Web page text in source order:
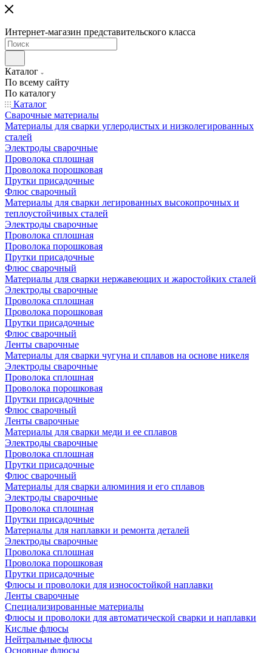
Интернет-магазин представительского класса
Каталог
По всему сайту
По каталогу
Каталог
Сварочные материалы
Материалы для сварки углеродистых и низколегированных
сталей
Электроды сварочные
Проволока сплошная
Проволока порошковая
Прутки присадочные
Флюс сварочный
Материалы для сварки легированных высокопрочных и
теплоустойчивых сталей
Электроды сварочные
Проволока сплошная
Проволока порошковая
Прутки присадочные
Флюс сварочный
Материалы для сварки нержавеющих и жаростойких сталей
Электроды сварочные
Проволока сплошная
Проволока порошковая
Прутки присадочные
Флюс сварочный
Ленты сварочные
Материалы для сварки чугуна и сплавов на основе никеля
Электроды сварочные
Проволока сплошная
Проволока порошковая
Прутки присадочные
Флюс сварочный
Ленты сварочные
Материалы для сварки меди и ее сплавов
Электроды сварочные
Проволока сплошная
Прутки присадочные
Флюс сварочный
Материалы для сварки алюминия и его сплавов
Электроды сварочные
Проволока сплошная
Прутки присадочные
Материалы для наплавки и ремонта деталей
Электроды сварочные
Проволока сплошная
Проволока порошковая
Прутки присадочные
Флюсы и проволоки для износостойкой наплавки
Ленты сварочные
Специализированные материалы
Флюсы и проволоки для автоматической сварки и наплавки
Кислые флюсы
Нейтральные флюсы
Основные флюсы